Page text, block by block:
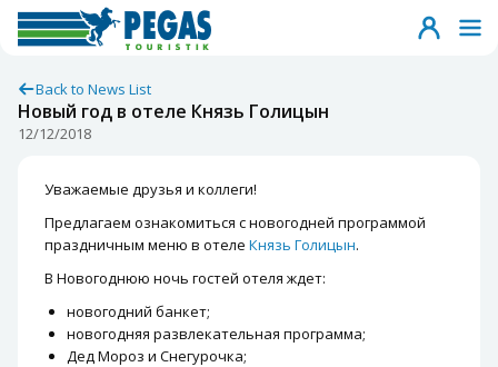
Back to News List
Новый год в отеле Князь Голицын
12/12/2018
Уважаемые друзья и коллеги!
Предлагаем ознакомиться с новогодней программой
праздничным меню в отеле Князь Голицын.
В Новогоднюю ночь гостей отеля ждет:
новогодний банкет;
новогодняя развлекательная программа;
Дед Мороз и Снегурочка;